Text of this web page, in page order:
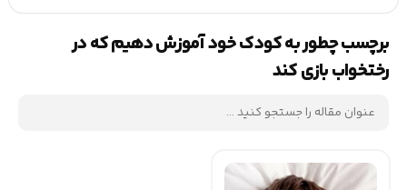
برچسب چطور به کودک خود آموزش دهیم که در
رختخواب بازی کند